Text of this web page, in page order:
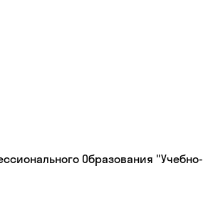
Образования "Учебно-